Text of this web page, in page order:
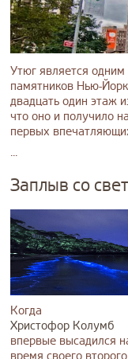
Утюг является
памятников Нью-
двадцать один этаж
что оно и получило
первых
...
Заплыв со
Когда
Христофор Колумб
впервые высадился